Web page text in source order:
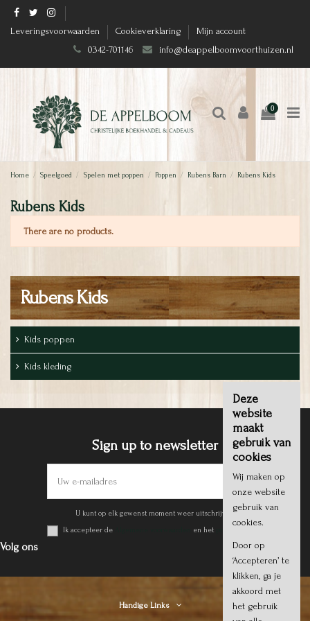
Leveringsvoorwaarden Cookieverklaring
Mijn account
0342-701146
info@deappelboomvoorthuizen.nl
0
Home Speelgoed Spelen met poppen Poppen Rubens Barn Rubens Kids
Rubens Kids
There are no products.
Rubens Kids
Kids poppen
Kids kleding
Sign up to newsletter
U kunt op elk gewenst moment weer uitschrijven.
Ik accepteer de
en het
Volg ons
Handige Links
Deze
website
maakt
gebruik van
cookies
Wij maken op
onze website
gebruik van
cookies.
Door op
‘Accepteren’ te
klikken, ga je
akkoord met
het gebruik